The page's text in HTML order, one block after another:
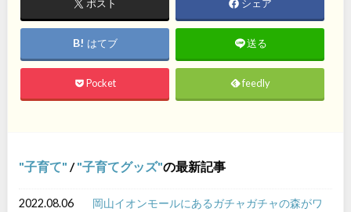
ポスト シェア
はてブ 送る
Pocket feedly
子育て / 子育てグッズ の最新記事
2022.08.06
岡山イオンモールにあるガチャガチャの森がワ